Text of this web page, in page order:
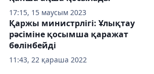
17:15, 15 маусым 2023
11:43, 22 қараша 2022
Қаржы министрлігі: Ұлықтау
рәсіміне қосымша қаражат
бөлінбейді